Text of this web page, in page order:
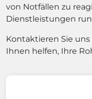
von Notfällen zu
Dienstleistungen
Kontaktieren Sie
Ihnen helfen, Ihre